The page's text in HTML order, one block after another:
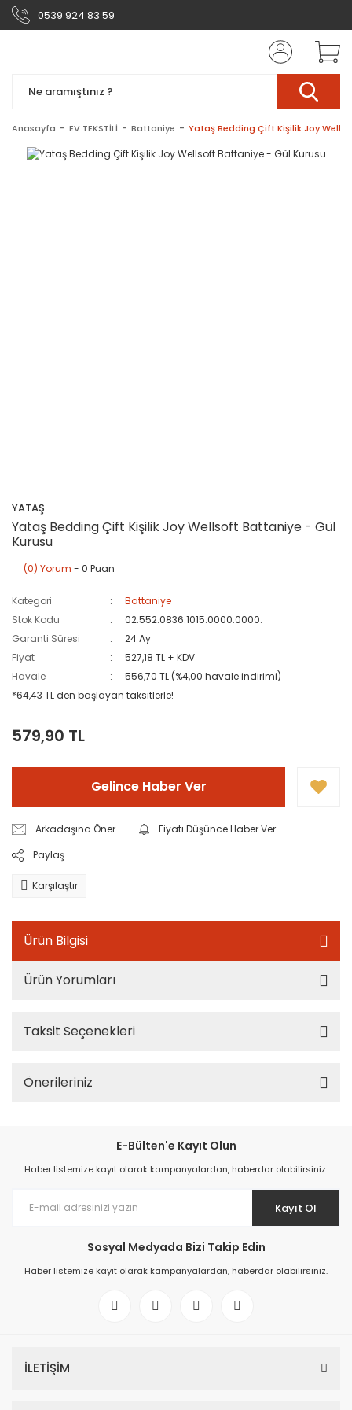
0539 924 83 59
Anasayfa EV TEKSTİLİ Battaniye Yataş Bedding Çift Kişilik Joy
YATAŞ
Yataş Bedding Çift Kişilik Joy Wellsoft Battaniye - Gül
Kurusu
(0) Yorum - 0 Puan
Kategori
Battaniye
Stok Kodu
02.552.0836.1015.0000.0000.
Garanti Süresi
24 Ay
Fiyat
527,18 TL + KDV
Havale
556,70 TL (%4,00 havale indirimi)
*64,43 TL den başlayan taksitlerle!
579,90 TL
Gelince Haber Ver
Arkadaşına Öner
Fiyatı Düşünce Haber Ver
Paylaş
Karşılaştır
Ürün Bilgisi
Ürün Yorumları
Taksit Seçenekleri
Önerileriniz
E-Bülten'e Kayıt Olun
Haber listemize kayıt olarak kampanyalardan, haberdar olabilirsiniz.
Kayıt Ol
Sosyal Medyada Bizi Takip Edin
Haber listemize kayıt olarak kampanyalardan, haberdar olabilirsiniz.
İLETİŞİM